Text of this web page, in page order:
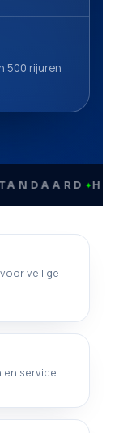
500 rijuren
✦
veilige
service.